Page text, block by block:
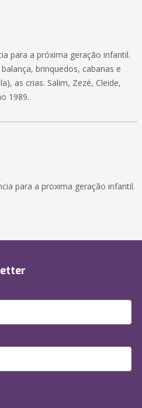
para a próxima geração infantil.
brinquedos, cabanas e
as crias. Salim, Zezé, Cleide,
1989.
para a proxima geração infantil.